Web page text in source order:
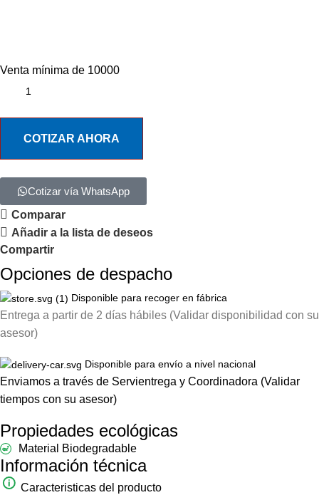
Venta mínima de 10000
COTIZAR AHORA
Cotizar vía WhatsApp
Comparar
Añadir a la lista de deseos
Compartir
Opciones de despacho
Disponible para recoger en fábrica
Entrega a partir de 2 días hábiles (Validar disponibilidad con su
asesor)
Disponible para envío a nivel nacional
Enviamos a través de Servientrega y Coordinadora (Validar
tiempos con su asesor)
Propiedades ecológicas
Material Biodegradable
Información técnica
Caracteristicas del producto